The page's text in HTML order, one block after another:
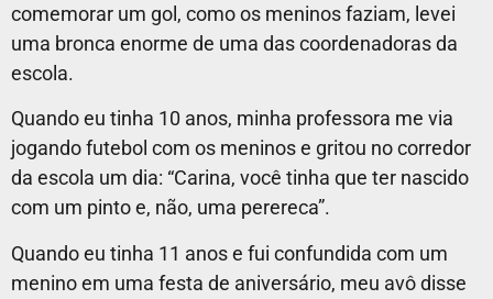
comemorar um gol, como os meninos faziam, levei
uma bronca enorme de uma das coordenadoras da
escola.
Quando eu tinha 10 anos, minha professora me via
jogando futebol com os meninos e gritou no corredor
da escola um dia: “Carina, você tinha que ter nascido
com um pinto e, não, uma perereca”.
Quando eu tinha 11 anos e fui confundida com um
menino em uma festa de aniversário, meu avô disse